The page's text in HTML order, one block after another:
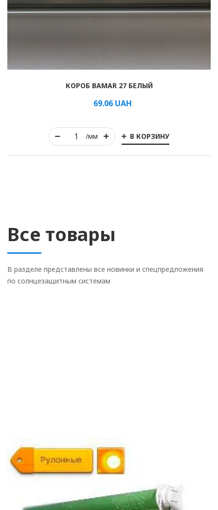
комплектующие для ремонта рулонных штор своими
руками, а также все виды жалюзи, римские шторы и день-
/мм В КОРЗИНУ
КОРОБ BAMAR 27 БЕЛЫЙ
69.06UAH
Все товары
В разделе представлены все новинки и спецпредложения
по солнцезащитным системам